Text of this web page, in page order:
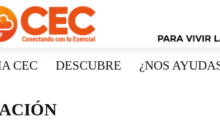
CEC DESCUBRE ¿NOS